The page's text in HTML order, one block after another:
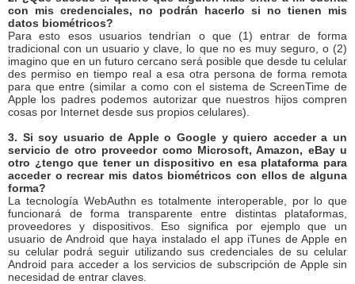
con mis credenciales, no podrán hacerlo si no tienen mis
datos biométricos?
Para esto esos usuarios tendrían o que (1) entrar de forma
tradicional con un usuario y clave, lo que no es muy seguro, o (2)
imagino que en un futuro cercano será posible que desde tu celular
des permiso en tiempo real a esa otra persona de forma remota
para que entre (similar a como con el sistema de ScreenTime de
Apple los padres podemos autorizar que nuestros hijos compren
cosas por Internet desde sus propios celulares).
3. Si soy usuario de Apple o Google y quiero acceder a un
servicio de otro proveedor como Microsoft, Amazon, eBay u
otro ¿tengo que tener un dispositivo en esa plataforma para
acceder o recrear mis datos biométricos con ellos de alguna
forma?
La tecnología WebAuthn es totalmente interoperable, por lo que
funcionará de forma transparente entre distintas plataformas,
proveedores y dispositivos. Eso significa por ejemplo que un
usuario de Android que haya instalado el app iTunes de Apple en
su celular podrá seguir utilizando sus credenciales de su celular
Android para acceder a los servicios de subscripción de Apple sin
necesidad de entrar claves.